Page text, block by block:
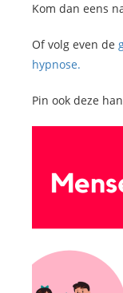
Kom dan eens
Of volg even de
hypnose.
Pin ook deze